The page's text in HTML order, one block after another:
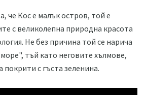
че Кос е малък остров, той е
с великолепна природна красота
Не без причина той се нарича
тъй като неговите хълмове,
покрити с гъста зеленина.